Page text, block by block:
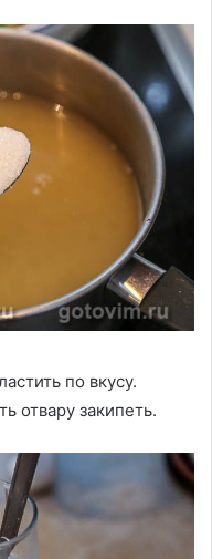
по вкусу.
отвару закипеть.